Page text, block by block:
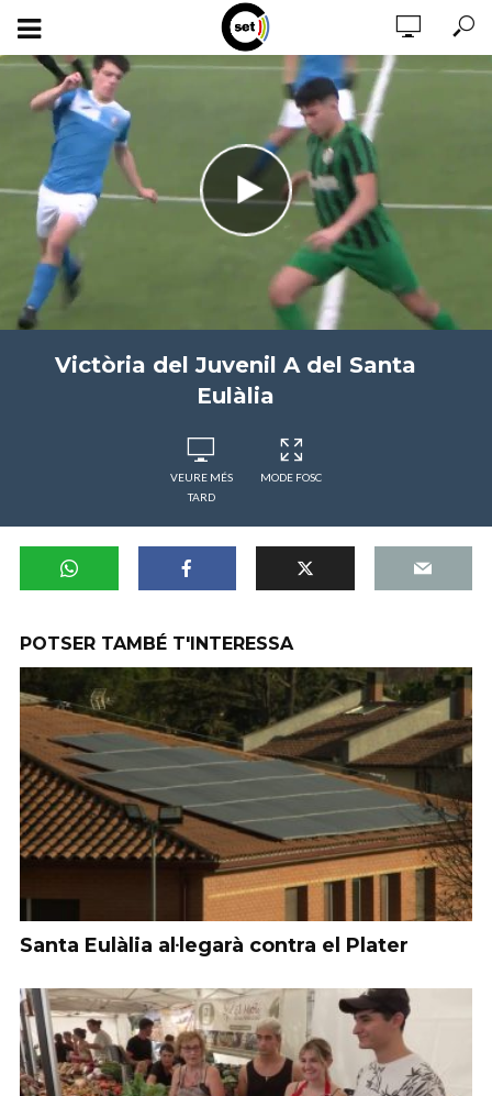
Victòria del Juvenil A del Santa
Eulàlia
VEURE MÉS
TARD
MODE FOSC
POTSER TAMBÉ T'INTERESSA
Santa Eulàlia al·legarà contra el Plater